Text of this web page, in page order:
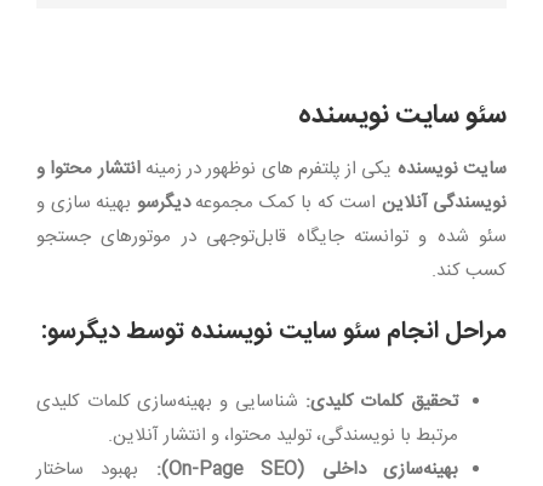
سئو سایت نویسنده
سایت نویسنده یکی از پلتفرم های نوظهور در زمینهانتشار محتوا و
نویسندگی آنلاین است که با کمک مجموعهدیگرسو بهینه سازی و
سئو شده و توانسته جایگاه قابل‌توجهی در موتورهای جستجو
کسب کند.
مراحل انجام سئو سایت نویسنده توسط دیگرسو:
تحقیق کلمات کلیدی: شناسایی و بهینه‌سازی کلمات کلیدی
مرتبط با نویسندگی، تولید محتوا، و انتشار آنلاین.
بهینه‌سازی داخلی (On-Page SEO):
بهبود ساختار